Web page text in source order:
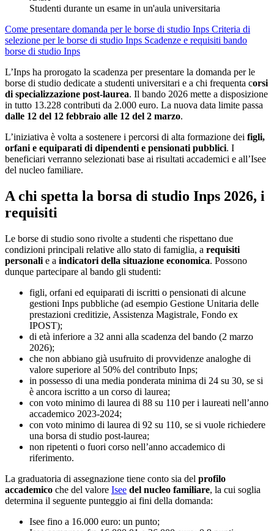
Studenti durante un esame in un'aula universitaria
Come presentare domanda per le borse di studio Inps Criteria di
selezione per le borse di studio Inps Scadenze e requisiti bando
borse di studio Inps
L’Inps ha prorogato la scadenza per presentare la domanda per le
borse di studio dedicate a studenti universitari e a chi frequenta corsi
di specializzazione post-laurea. Il bando 2026 mette a disposizione
in tutto 13.228 contributi da 2.000 euro. La nuova data limite passa
dalle 12 del 12 febbraio alle 12 del 2 marzo.
L’iniziativa è volta a sostenere i percorsi di alta formazione dei figli,
orfani e equiparati di dipendenti e pensionati pubblici. I
beneficiari verranno selezionati base ai risultati accademici e all’Isee
del nucleo familiare.
A chi spetta la borsa di studio Inps 2026, i
requisiti
Le borse di studio sono rivolte a studenti che rispettano due
condizioni principali relative allo stato di famiglia, a requisiti
personali e a indicatori della situazione economica. Possono
dunque partecipare al bando gli studenti:
figli, orfani ed equiparati di iscritti o pensionati di alcune
gestioni Inps pubbliche (ad esempio Gestione Unitaria delle
prestazioni creditizie, Assistenza Magistrale, Fondo ex
IPOST);
di età inferiore a 32 anni alla scadenza del bando (2 marzo
2026);
che non abbiano già usufruito di provvidenze analoghe di
valore superiore al 50% del contributo Inps;
in possesso di una media ponderata minima di 24 su 30, se si
è ancora iscritto a un corso di laurea;
con voto minimo di laurea di 88 su 110 per i laureati nell’anno
accademico 2023-2024;
con voto minimo di laurea di 92 su 110, se si vuole richiedere
una borsa di studio post-laurea;
non ripetenti o fuori corso nell’anno accademico di
riferimento.
La graduatoria di assegnazione tiene conto sia del profilo
accademico che del valore Isee del nucleo familiare, la cui soglia
determina il seguente punteggio ai fini della domanda:
Isee fino a 16.000 euro: un punto;